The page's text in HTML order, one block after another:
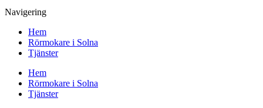
Navigering
Hem
Rörmokare i Solna
Tjänster
Hem
Rörmokare i Solna
Tjänster